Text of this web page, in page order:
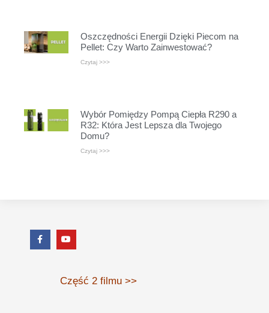
Oszczędności Energii Dzięki Piecom na
Pellet: Czy Warto Zainwestować?
Czytaj >>>
Wybór Pomiędzy Pompą Ciepła R290 a
R32: Która Jest Lepsza dla Twojego
Domu?
Czytaj >>>
Część 2 filmu >>